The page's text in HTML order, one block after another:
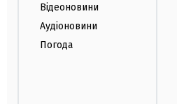
Відеоновини
Аудіоновини
Погода